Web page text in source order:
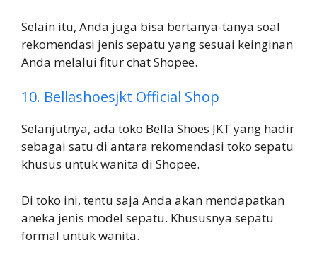
Selain itu, Anda juga bisa bertanya-tanya soal
rekomendasi jenis sepatu yang sesuai keinginan
Anda melalui fitur chat Shopee.
10. Bellashoesjkt Official Shop
Selanjutnya, ada toko Bella Shoes JKT yang hadir
sebagai satu di antara rekomendasi toko sepatu
khusus untuk wanita di Shopee.
Di toko ini, tentu saja Anda akan mendapatkan
aneka jenis model sepatu. Khususnya sepatu
formal untuk wanita.